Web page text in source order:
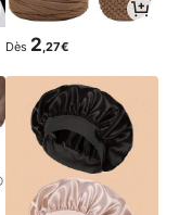
Dès 2,27€